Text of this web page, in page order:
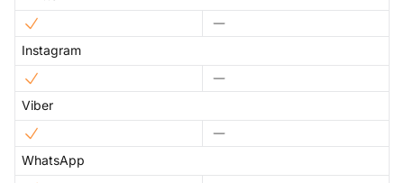
Instagram
Viber
WhatsApp